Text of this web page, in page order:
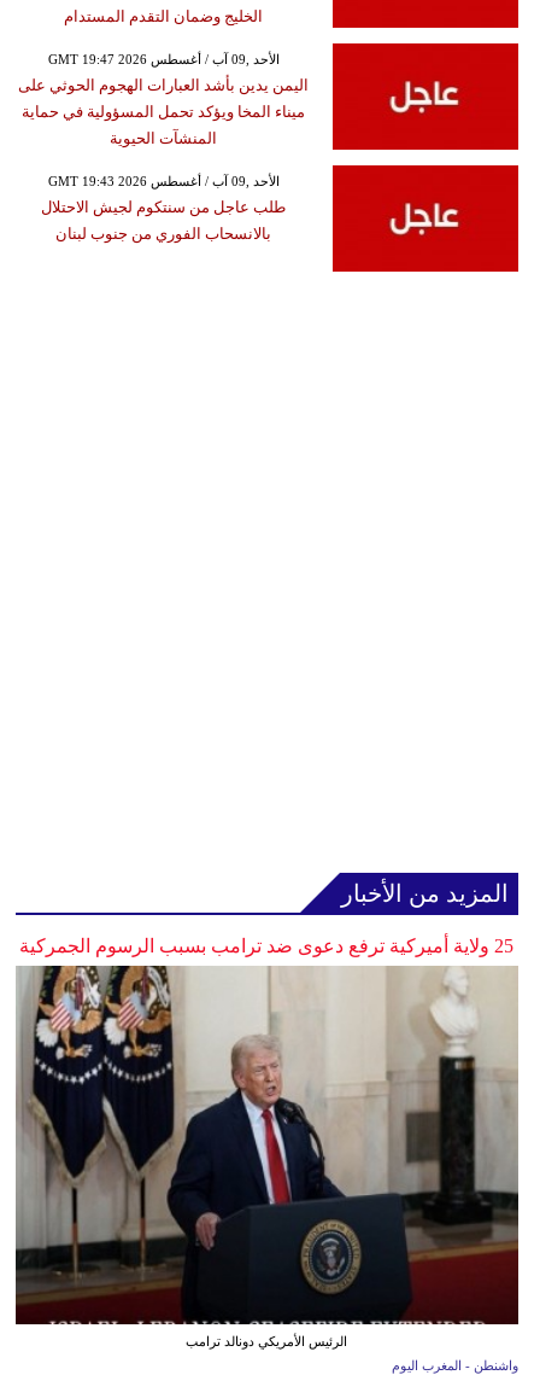
الخليج وضمان التقدم المستدام
GMT 19:47 2026 الأحد ,09 آب / أغسطس
اليمن يدين بأشد العبارات الهجوم الحوثي على
ميناء المخا ويؤكد تحمل المسؤولية في حماية
المنشآت الحيوية
GMT 19:43 2026 الأحد ,09 آب / أغسطس
طلب عاجل من سنتكوم لجيش الاحتلال
بالانسحاب الفوري من جنوب لبنان
المزيد من الأخبار
25 ولاية أميركية ترفع دعوى ضد ترامب بسبب الرسوم الجمركية
الرئيس الأمريكي دونالد ترامب
واشنطن - المغرب اليوم